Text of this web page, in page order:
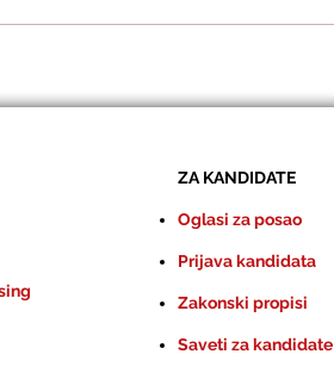
ZA KANDIDATE
Oglasi za posao
Prijava kandidata
Zakonski propisi
Saveti za kandidate